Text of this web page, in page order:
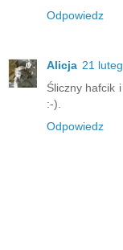
Odpowiedz
Alicja 21
Śliczny hafcik
:-).
Odpowiedz